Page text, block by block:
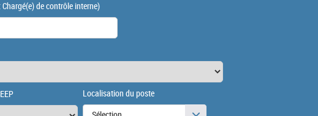
Chargé(e) de contrôle interne)
Localisation du poste